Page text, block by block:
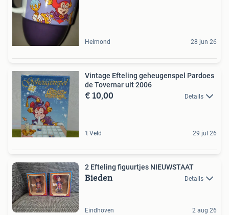
Helmond 28 jun 26
Vintage Efteling geheugenspel Pardoes
de Tovernar uit 2006
€ 10,00 Details
't Veld 29 jul 26
2 Efteling figuurtjes NIEUWSTAAT
Bieden Details
Eindhoven 2 aug 26